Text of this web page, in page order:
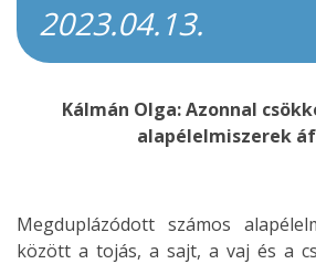
2023.04.13.
Kálmán Olga: Azonnal
alapélelmiszerek
Megduplázódott számos
között a tojás, a sajt, a vaj és a